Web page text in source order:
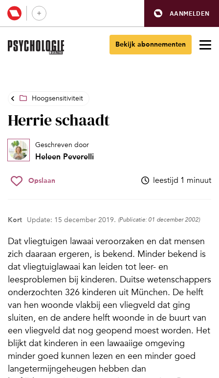
AANMELDEN
Bekijk abonnementen
Hoogsensitiviteit
Herrie schaadt
Geschreven door
Heleen Peverelli
Opslaan leestijd 1 minuut
Kort Update: 15 december 2019. (Publicatie: 01 december 2002)
Dat vliegtuigen lawaai veroorzaken en dat mensen
zich daaraan ergeren, is bekend. Minder bekend is
dat vliegtuiglawaai kan leiden tot leer- en
leesproblemen bij kinderen. Duitse wetenschappers
onderzochten 326 kinderen uit München. De helft
van hen woonde vlakbij een vliegveld dat ging
sluiten, en de andere helft woonde in de buurt van
een vliegveld dat nog geopend moest worden. Het
blijkt dat kinderen in een lawaaiige omgeving
minder goed kunnen lezen en een minder goed
langetermijngeheugen hebben dan